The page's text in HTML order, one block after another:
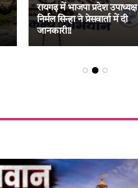
रायगढ़ में भाजपा प्रदेश उपाध्यक्ष
निर्मल सिन्हा ने प्रेसवार्ता में दी
जानकारी!!